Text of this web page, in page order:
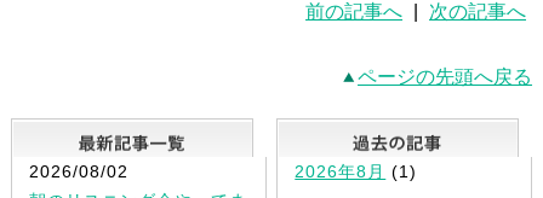
前の記事へ 次の記事へ
ページの先頭へ戻る
最新記事一覧
2026/08/02
2026年8月 (1)